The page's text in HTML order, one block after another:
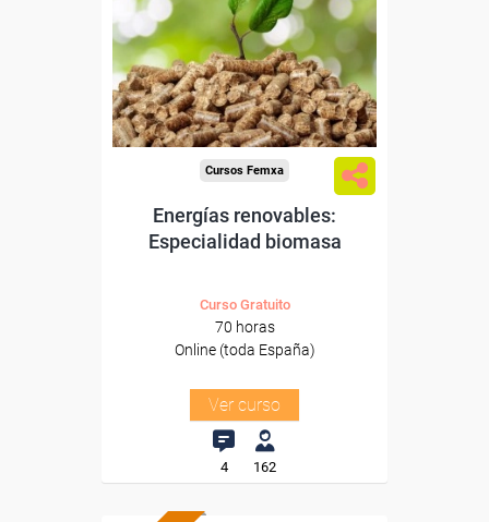
Para desempleados,
trabajadores y autónomos.
Sector
-Metal.
Cursos Femxa
Energías renovables:
Especialidad biomasa
Curso Gratuito
70 horas
Online (toda España)
Ver curso
4 162